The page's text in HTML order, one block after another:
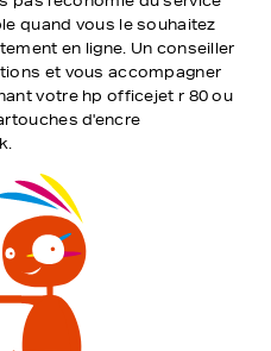
quand vous le souhaitez
en ligne. Un conseiller
et vous accompagner
votre hp officejet r 80 ou
d'encre